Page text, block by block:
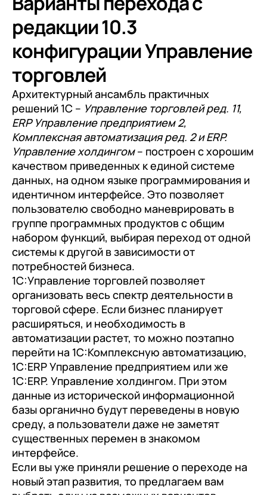
редакции 10.3
конфигурации Управление
торговлей
Архитектурный ансамбль практичных
решений 1С – Управление торговлей ред. 11,
ERP Управление предприятием 2,
Комплексная автоматизация ред. 2 и ERP.
Управление холдингом– построен с хорошим
качеством приведенных к единой системе
данных, на одном языке программирования и
идентичном интерфейсе. Это позволяет
пользователю свободно маневрировать в
группе программных продуктов с общим
набором функций, выбирая переход от одной
системы к другой в зависимости от
потребностей бизнеса.
1С:Управление торговлей позволяет
организовать весь спектр деятельности в
торговой сфере. Если бизнес планирует
расширяться, и необходимость в
автоматизации растет, то можно поэтапно
перейти на 1С:Комплексную автоматизацию,
1С:ERP Управление предприятием или же
1С:ERP. Управление холдингом. При этом
данные из исторической информационной
базы органично будут переведены в новую
среду, а пользователи даже не заметят
существенных перемен в знакомом
интерфейсе.
Если вы уже приняли решение о переходе на
новый этап развития, то предлагаем вам